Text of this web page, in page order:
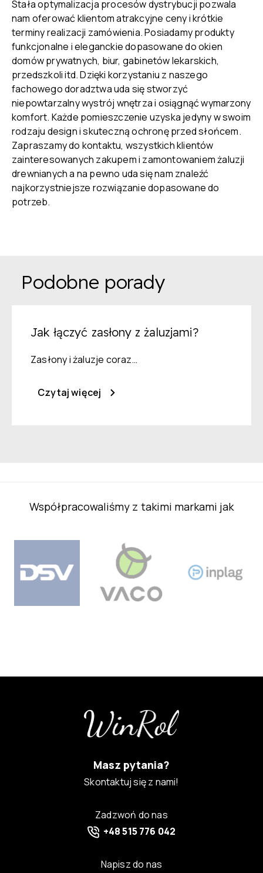
Stała optymalizacja procesów dystrybucji pozwala
nam oferować klientom atrakcyjne ceny i krótkie
terminy realizacji zamówienia. Posiadamy produkty
funkcjonalne i eleganckie dopasowane do okien
domów prywatnych, biur, gabinetów lekarskich,
przedszkoli itd. Dzięki korzystaniu z naszego
fachowego doradztwa uda się stworzyć
niepowtarzalny wystrój wnętrza i osiągnąć wymarzony
komfort. Każde pomieszczenie uzyska jedyny w swoim
rodzaju design i skuteczną ochronę przed słońcem.
Zapraszamy do kontaktu, wszystkich klientów
zainteresowanych zakupem i zamontowaniem żaluzji
drewnianych a na pewno uda się nam znaleźć
najkorzystniejsze rozwiązanie dopasowane do
potrzeb.
Podobne porady
Jak łączyć zasłony z żaluzjami?
Zasłony i żaluzje coraz…
Czytaj więcej
Współpracowaliśmy z takimi markami jak
Masz pytania?
Skontaktuj się z nami!
Zadzwoń do nas
+48 515 776 042
Napisz do nas